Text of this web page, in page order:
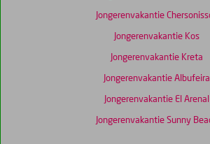
Jongerenvakantie
Jongerenvakantie Kos
Jongerenvakantie Kreta
Jongerenvakantie Albufeira
Jongerenvakantie El Arenal
Jongerenvakantie Sunny